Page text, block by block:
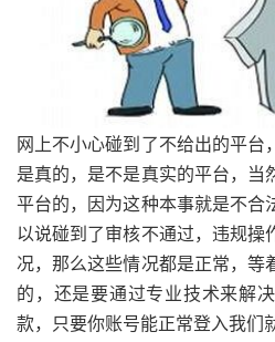
网上不小心碰到了不给出的平台
是真的，是不是真实的平台，当
平台的，因为这种本事就是不合
以说碰到了审核不通过，违规操
况，那么这些情况都是正常，等
的，还是要通过专业技术来解
款，只要你账号能正常登入我们